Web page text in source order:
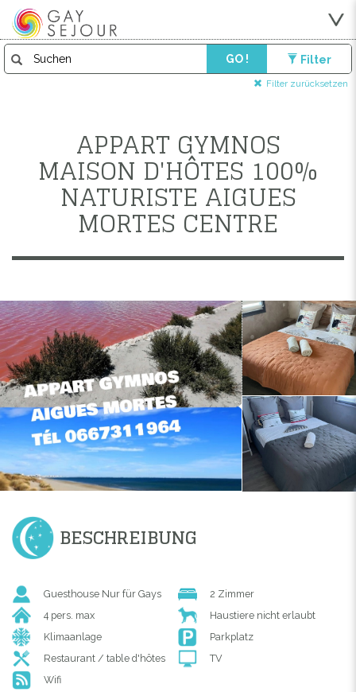
GO ! Filter
Filter zurücksetzen
APPART GYMNOS
MAISON D'HÔTES 100%
NATURISTE AIGUES
MORTES CENTRE
BESCHREIBUNG
Guesthouse Nur für Gays
2 Zimmer
4 pers. max
Haustiere nicht erlaubt
Klimaanlage
Parkplatz
Restaurant / table d'hôtes
TV
Wifi